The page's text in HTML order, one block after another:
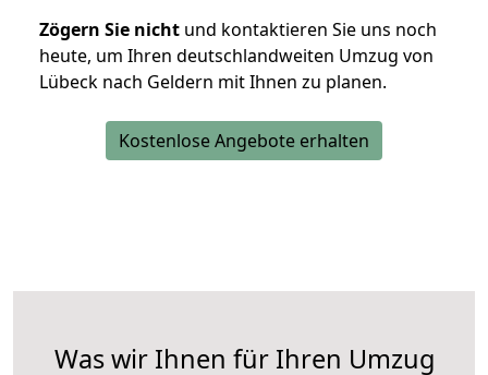
Zögern Sie nicht und kontaktieren Sie uns noch
heute, um Ihren deutschlandweiten Umzug von
Lübeck nach Geldern mit Ihnen zu planen.
Kostenlose Angebote erhalten
Was wir Ihnen für Ihren Umzug